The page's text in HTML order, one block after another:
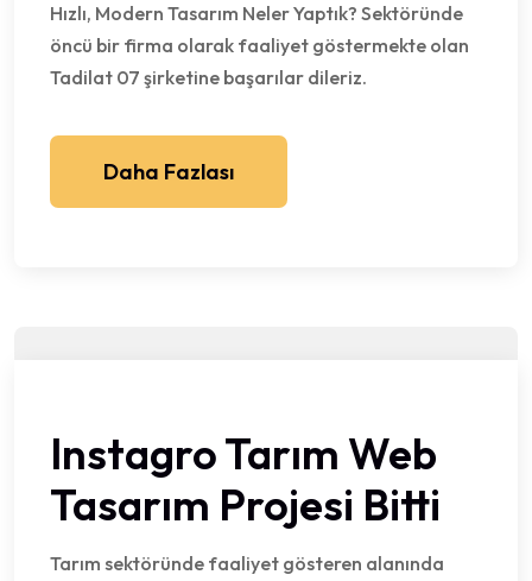
Hızlı, Modern Tasarım Neler Yaptık? Sektöründe
öncü bir firma olarak faaliyet göstermekte olan
Tadilat 07 şirketine başarılar dileriz.
Daha Fazlası
Instagro Tarım Web
Tasarım Projesi Bitti
Tarım sektöründe faaliyet gösteren alanında